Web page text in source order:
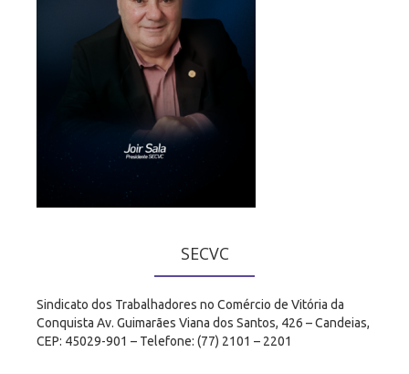
SECVC
Sindicato dos Trabalhadores no Comércio de Vitória da
Conquista Av. Guimarães Viana dos Santos, 426 – Candeias,
CEP: 45029-901 – Telefone: (77) 2101 – 2201